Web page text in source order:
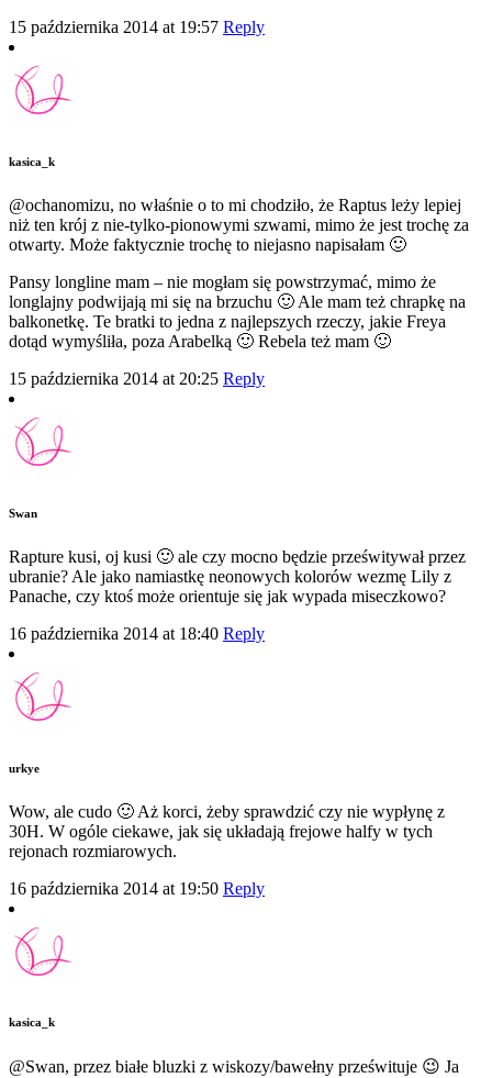
15 października 2014 at 19:57 Reply
kasica_k
@ochanomizu, no właśnie o to mi chodziło, że Raptus leży lepiej
niż ten krój z nie-tylko-pionowymi szwami, mimo że jest trochę za
otwarty. Może faktycznie trochę to niejasno napisałam 🙂
Pansy longline mam – nie mogłam się powstrzymać, mimo że
longlajny podwijają mi się na brzuchu 🙂 Ale mam też chrapkę na
balkonetkę. Te bratki to jedna z najlepszych rzeczy, jakie Freya
dotąd wymyśliła, poza Arabelką 🙂 Rebela też mam 🙂
15 października 2014 at 20:25 Reply
Swan
Rapture kusi, oj kusi 🙂 ale czy mocno będzie prześwitywał przez
ubranie? Ale jako namiastkę neonowych kolorów wezmę Lily z
Panache, czy ktoś może orientuje się jak wypada miseczkowo?
16 października 2014 at 18:40 Reply
urkye
Wow, ale cudo 🙂 Aż korci, żeby sprawdzić czy nie wypłynę z
30H. W ogóle ciekawe, jak się układają frejowe halfy w tych
rejonach rozmiarowych.
16 października 2014 at 19:50 Reply
kasica_k
@Swan, przez białe bluzki z wiskozy/bawełny prześwituje 😉 Ja